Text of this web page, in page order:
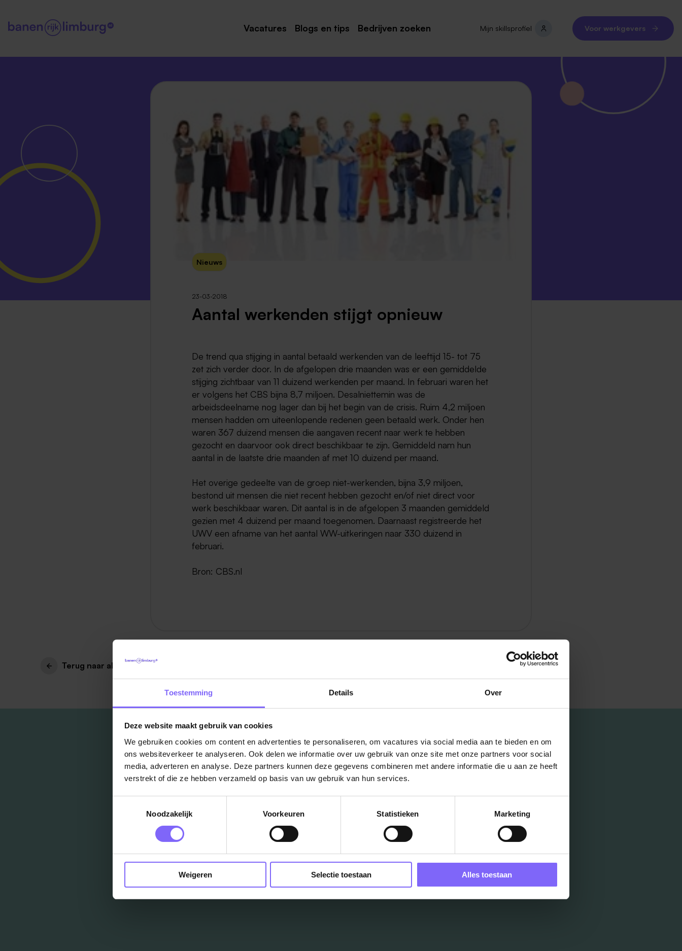
Toestemming Details Over
Deze website maakt gebruik van cookies
We gebruiken cookies om content en advertenties te personaliseren, om vacatures via social media aan te bieden en om
ons websiteverkeer te analyseren. Ook delen we informatie over uw gebruik van onze site met onze partners voor social
media, adverteren en analyse. Deze partners kunnen deze gegevens combineren met andere informatie die u aan ze heeft
verstrekt of die ze hebben verzameld op basis van uw gebruik van hun services.
Noodzakelijk
Voorkeuren Statistieken Marketing
Weigeren Selectie toestaan Alles toestaan
Vacatures
Maastricht
Roermond
Venray
Noord-Limburg
Midden-Limburg
Zuid-Limburg
Heerlen
Blogs en tips Bedrijven zoeken Mijn skillsprofiel Voor werkgevers
Nieuws
23-03-2018
Aantal werkenden stijgt opnieuw
De trend qua stijging in aantal betaald werkenden van de leeftijd 15- tot 75
zet zich verder door. In de afgelopen drie maanden was er een gemiddelde
stijging zichtbaar van 11 duizend werkenden per maand. In februari waren het
er volgens het CBS bijna 8,7 miljoen. Desalniettemin was de
arbeidsdeelname nog lager dan bij het begin van de crisis. Ruim 4,2 miljoen
mensen hadden om uiteenlopende redenen geen betaald werk. Onder hen
waren 367 duizend mensen die aangaven recent naar werk te hebben
gezocht en daarvoor ook direct beschikbaar te zijn. Gemiddeld nam hun
aantal in de laatste drie maanden af met 10 duizend per maand.
Het overige gedeelte van de groep niet-werkenden, bijna 3,9 miljoen,
bestond uit mensen die niet recent hebben gezocht en/of niet direct voor
werk beschikbaar waren. Dit aantal is in de afgelopen 3 maanden gemiddeld
gezien met 4 duizend per maand toegenomen. Daarnaast registreerde het
UWV een afname van het aantal WW-uitkeringen naar 330 duizend in
februari.
Bron: CBS.nl
Terug naar alle items
Vacatures
in je mailbox?
Schrijf je in en we houden je op de hoogte
Job Alert instellen